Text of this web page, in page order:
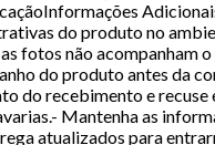
do produto no
fotos não acompanham
do produto antes da
do recebimento e recuse
Mantenha as
atualizados para